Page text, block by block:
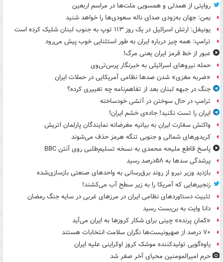
روایتی از همدلی و همسویی ملت‌ها در مراسم اربعین
یمن: جهان به‌زودی صدای ناله سعودی‌ها را خواهد شنید
یونیفل: ارتش اسرائیل در یک روز ۱۱۳ توپ به جنوب لبنان شلیک کرده است
ترامپ: همه چیز درباره ایران به طور استثنایی خوب پیش می‌رود
عبور از خط قرمز ایران یعنی مرگ!
حمله نیروهای اسرائیلی به خبرنگار پرس‌تی‌وی
«ضربه مغزی» شدن صدها نظامی آمریکایی در حملات ایران
جنگ در جبهه لبنان بعد از تفاهم‌نامه چه تغییری کرده؟
ترامپ در حال سوختن در آتشی خودساخته
ایران را تست نکنید! جاده‌ی خشم ایران!
واکنش سفارت ایران به بیانیه مغرضانه نمایندگان پارلمان اتریش
کریدورهای شمالی و جنوبی تنگه هرمز حذف می‌شوند
پاسخ قاطع ملیحه محمدی به نسخه تسلیم‌طلبی روی آنتن BBC
پرشدگی سدها به ۵۸درصد رسید
بازدید وزیر نیرو از روند برق‌رسانی به واحدهای صنعتی بازسازی‌شده
زنجیرهایی که آمریکا را به زیر سطح آب می‌کشند!
تثبیت دستاوردهای نظامی ایران در مرزهای غربی در سایه جنگ رمضان
دانا وایت به بن‌بست رسید
«کمانِ پرنده» چینی برای شکار کروزها به ایران می‌آید
۷۰ درصد از صهیونیست‌ها نگران سلامت انتخابات هستند
یاوه‌گویی تولیدکننده موشک کروز اوکراینی علیه ایران
حرم امیرالمومنین محیای آخر صفر شد